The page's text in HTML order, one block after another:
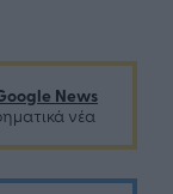
News
νέα